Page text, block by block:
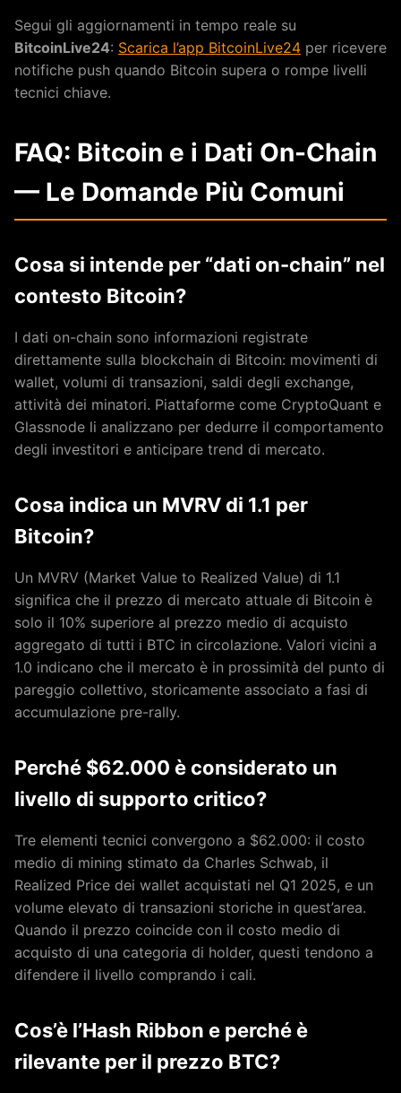
Segui gli aggiornamenti in tempo reale su
BitcoinLive24: Scarica l’app BitcoinLive24 per ricevere
notifiche push quando Bitcoin supera o rompe livelli
tecnici chiave.
FAQ: Bitcoin e i Dati On-Chain
— Le Domande Più Comuni
Cosa si intende per “dati on-chain” nel
contesto Bitcoin?
I dati on-chain sono informazioni registrate
direttamente sulla blockchain di Bitcoin: movimenti di
wallet, volumi di transazioni, saldi degli exchange,
attività dei minatori. Piattaforme come CryptoQuant e
Glassnode li analizzano per dedurre il comportamento
degli investitori e anticipare trend di mercato.
Cosa indica un MVRV di 1.1 per
Bitcoin?
Un MVRV (Market Value to Realized Value) di 1.1
significa che il prezzo di mercato attuale di Bitcoin è
solo il 10% superiore al prezzo medio di acquisto
aggregato di tutti i BTC in circolazione. Valori vicini a
1.0 indicano che il mercato è in prossimità del punto di
pareggio collettivo, storicamente associato a fasi di
accumulazione pre-rally.
Perché $62.000 è considerato un
livello di supporto critico?
Tre elementi tecnici convergono a $62.000: il costo
medio di mining stimato da Charles Schwab, il
Realized Price dei wallet acquistati nel Q1 2025, e un
volume elevato di transazioni storiche in quest’area.
Quando il prezzo coincide con il costo medio di
acquisto di una categoria di holder, questi tendono a
difendere il livello comprando i cali.
Cos’è l’Hash Ribbon e perché è
rilevante per il prezzo BTC?